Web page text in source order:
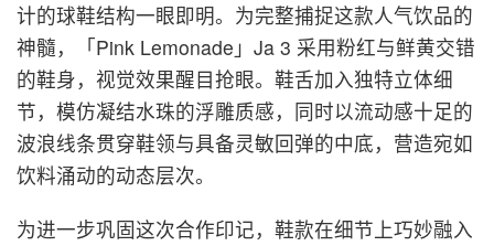
计的球鞋结构一眼即明。为完整捕捉这款人气饮品的
神髓，「Pink Lemonade」Ja 3 采用粉红与鲜黄交错
的鞋身，视觉效果醒目抢眼。鞋舌加入独特立体细
节，模仿凝结水珠的浮雕质感，同时以流动感十足的
波浪线条贯穿鞋领与具备灵敏回弹的中底，营造宛如
饮料涌动的动态层次。
为进一步巩固这次合作印记，鞋款在细节上巧妙融入